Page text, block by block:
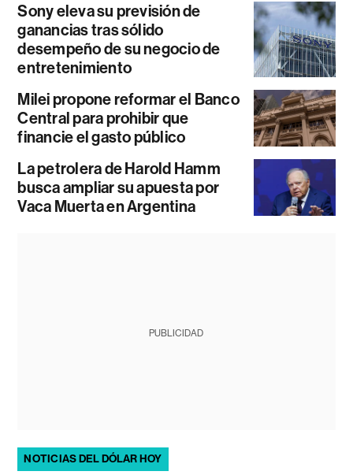
Sony eleva su previsión de
ganancias tras sólido
desempeño de su negocio de
entretenimiento
Milei propone reformar el Banco
Central para prohibir que
financie el gasto público
La petrolera de Harold Hamm
busca ampliar su apuesta por
Vaca Muerta en Argentina
PUBLICIDAD
NOTICIAS DEL DÓLAR HOY